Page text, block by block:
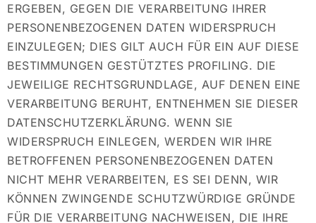
ERGEBEN, GEGEN DIE VERARBEITUNG IHRER
PERSONENBEZOGENEN DATEN WIDERSPRUCH
EINZULEGEN; DIES GILT AUCH FÜR EIN AUF DIESE
BESTIMMUNGEN GESTÜTZTES PROFILING. DIE
JEWEILIGE RECHTSGRUNDLAGE, AUF DENEN EINE
VERARBEITUNG BERUHT, ENTNEHMEN SIE DIESER
DATENSCHUTZERKLÄRUNG. WENN SIE
WIDERSPRUCH EINLEGEN, WERDEN WIR IHRE
BETROFFENEN PERSONENBEZOGENEN DATEN
NICHT MEHR VERARBEITEN, ES SEI DENN, WIR
KÖNNEN ZWINGENDE SCHUTZWÜRDIGE GRÜNDE
FÜR DIE VERARBEITUNG NACHWEISEN, DIE IHRE